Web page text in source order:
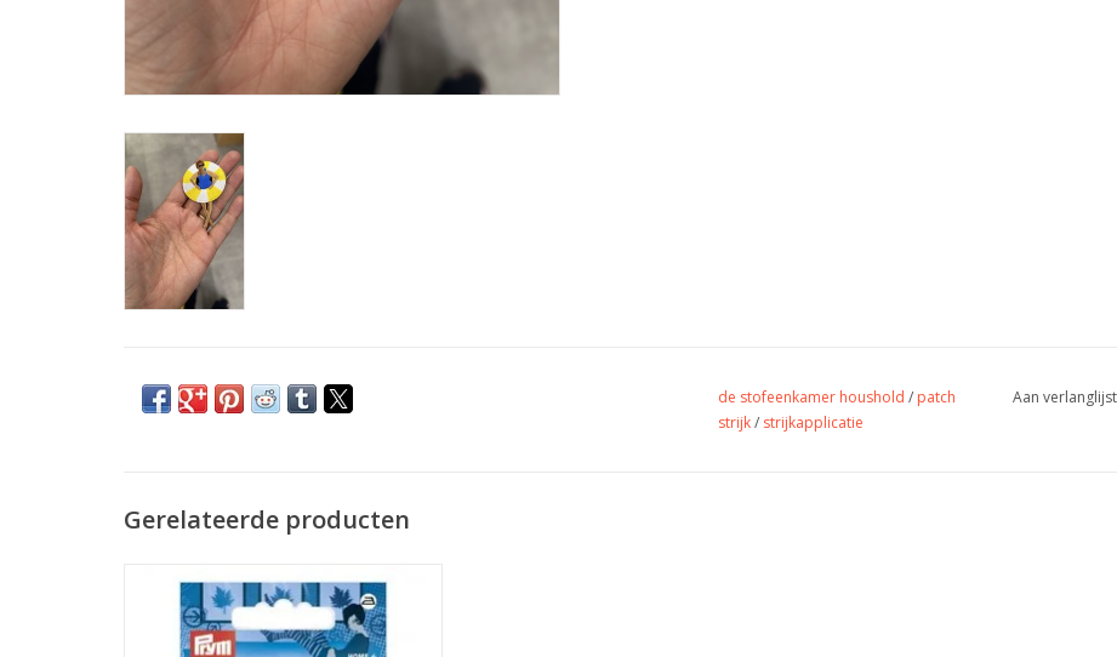
de stofeenkamer houshold / patch
strijk/ strijkapplicatie
Aan
Gerelateerde producten
2 gouden patches om van jou kledingstuk
iets origineels te maken!Stoffenkamer.